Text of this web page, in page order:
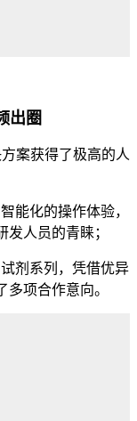
出圈
案获得了极高的人
能化的操作体验，
人员的青睐；
剂系列，凭借优异
项合作意向。